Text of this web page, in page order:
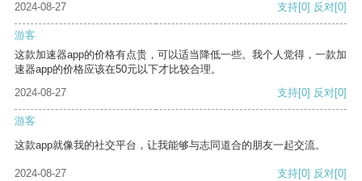
2024-08-27 支持[0] 反对[0]
游客
这款加速器app的价格有点贵，可以适当降低一些。我个人觉得，一款加
速器app的价格应该在50元以下才比较合理。
2024-08-27
支持[0] 反对[0]
游客
这款app就像我的社交平台，让我能够与志同道合的朋友一起交流。
2024-08-27 支持[0] 反对[0]